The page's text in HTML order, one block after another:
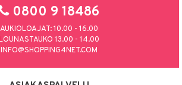
0800 9 18486
AUKIOLOAJAT: 10.00 - 16.00
13.00 - 14.00
INFO@SHOPPING4NET.COM